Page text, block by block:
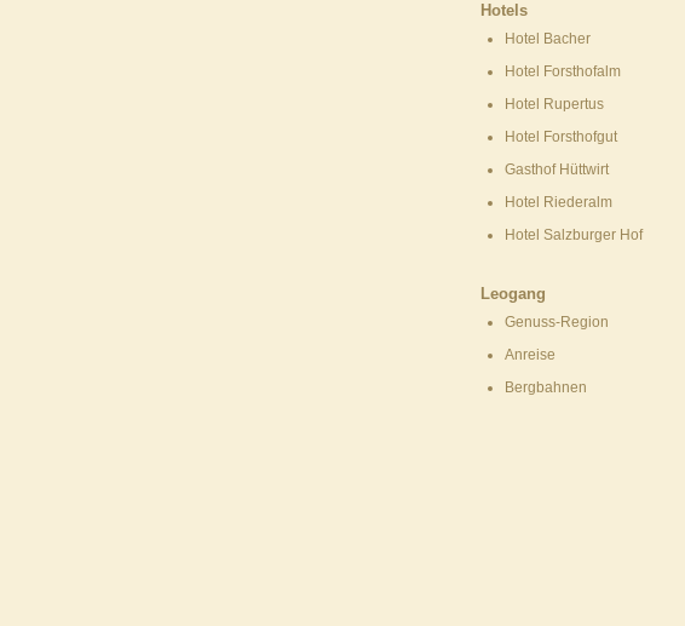
Hotels
Hotel Bacher
Hotel Forsthofalm
Hotel Rupertus
Hotel Forsthofgut
Gasthof Hüttwirt
Hotel Riederalm
Hotel Salzburger Hof
Leogang
Genuss-Region
Anreise
Bergbahnen